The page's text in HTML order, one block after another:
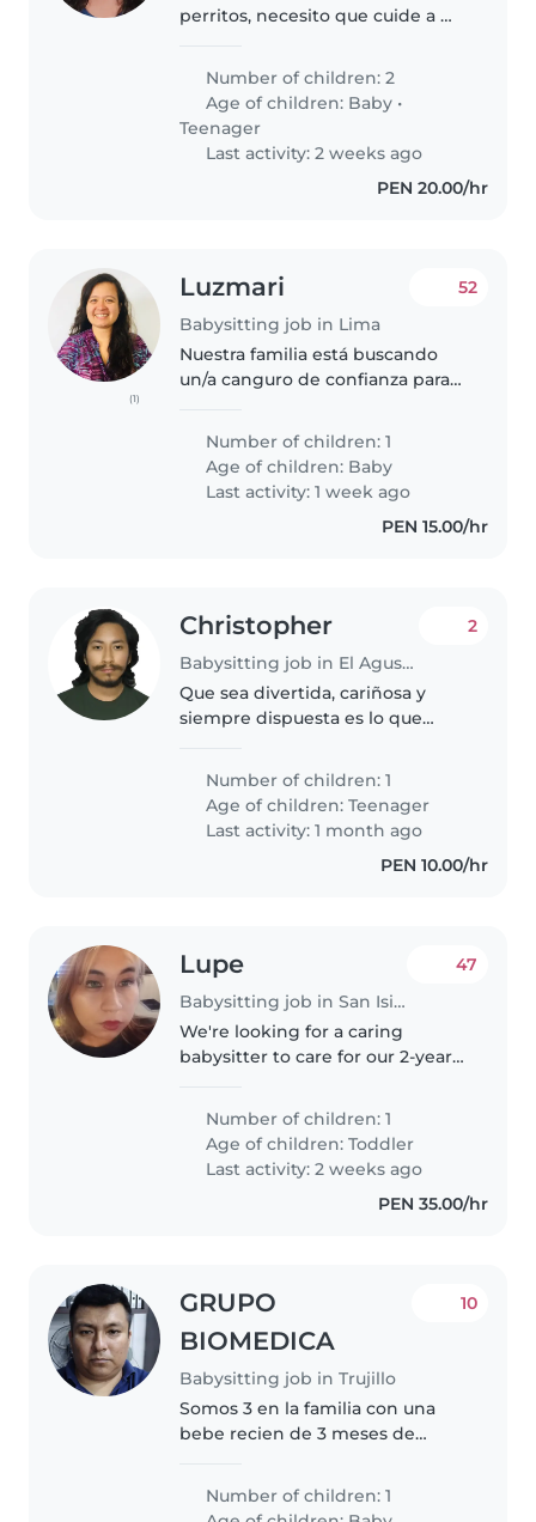
perritos, necesito que cuide a mi
Number of children: 2
Age of children: Baby •
Teenager
Last activity: 2 weeks ago
PEN 20.00/hr
(1)
Luzmari
Babysitting job in Lima
52
Nuestra familia está buscando
un/a canguro de confianza para
Necesitamos una persona que
esté cómoda con las tareas del
hogar. Nuestro bebé es
juguetón/a, tranquilo/a..
Number of children: 1
Age of children: Baby
Last activity: 1 week ago
PEN 15.00/hr
Christopher
Babysitting job in El Agustino
2
Que sea divertida, cariñosa y
siempre dispuesta es lo que
Number of children: 1
Age of children:Teenager
Last activity: 1 month ago
PEN 10.00/hr
Lupe
Babysitting job in San Isidro
47
We're looking for a caring
babysitter to care for our 2-year-
child is funny, creative, and
friendly but has anxiety disorder.
We have a pet dog, so comfort..
Number of children: 1
Age of children:Toddler
Last activity: 2 weeks ago
PEN 35.00/hr
GRUPO
BIOMEDICA
Babysitting job in Trujillo
10
Somos 3 en la familia con una
bebe recien de 3 meses de
Number of children: 1